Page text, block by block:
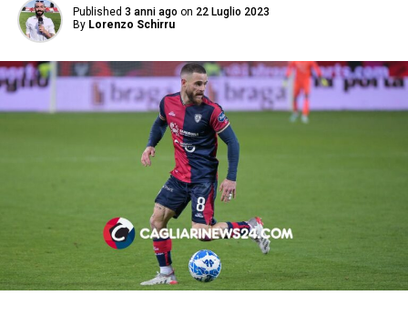
Published 3 anni ago on 22 Luglio 2023
By Lorenzo Schirru